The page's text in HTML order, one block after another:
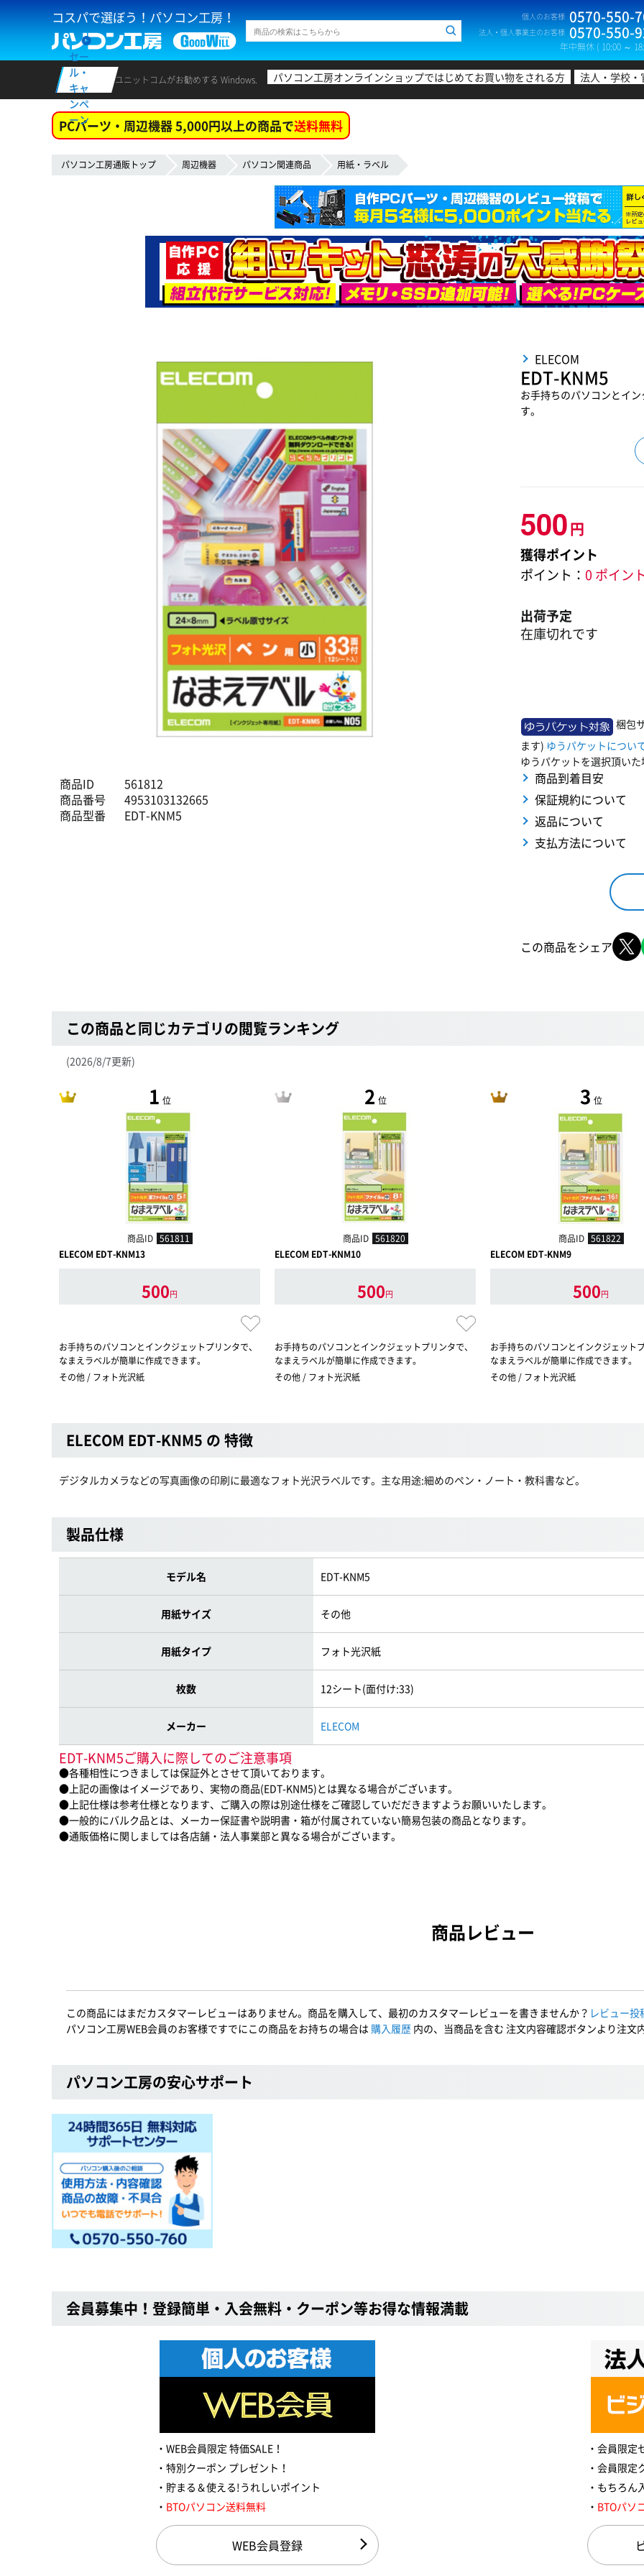
コスパで選ぼう！パソコン工房！ 個人のお客様 0570-550-
法人・個人事業主のお客様 0570-550-
年中無休 ( 10:00 ～
セー
ル・
キャ
ンペ
ーン
ユニットコムがお勧めする Windows. パソコン工房オンラインショップではじめてお買い物をされる方 法人・学校
PCパーツ・周辺機器 5,000円以上の商品で送料無料
パソコン工房通販トップ 周辺機器 パソコン関連商品 用紙・ラベル
商品ID
561812
商品番号
4953103132665
商品型番
EDT-KNM5
ELECOM
EDT-KNM5
お手持ちのパソコンとイ
す。
500円
獲得ポイント
ポイント： 0 ポイント
出荷予定
在庫切れです
梱包
ます) ゆうパケットについ
ゆうパケットを選択頂い
商品到着目安
保証規約について
返品について
支払方法について
この商品をシェア
この商品と同じカテゴリの閲覧ランキング
(2026/8/7更新)
1 位
商品ID 561811
ELECOM EDT-KNM13
500円
お手持ちのパソコンとインクジェットプリンタで、
なまえラベルが簡単に作成できます。
その他 / フォト光沢紙
2 位
商品ID 561820
ELECOM EDT-KNM10
500円
お手持ちのパソコンとインクジェットプリンタで、
なまえラベルが簡単に作成できます。
その他 / フォト光沢紙
3 位
商品ID 561822
ELECOM EDT-KNM9
500円
お手持ちのパソコンとインクジェット
なまえラベルが簡単に作成できます。
その他 / フォト光沢紙
ELECOM EDT-KNM5 の 特徴
デジタルカメラなどの写真画像の印刷に最適なフォト光沢ラベルです。主な用途:細めのペン・ノート・教科書など。
製品仕様
モデル名 EDT-KNM5
用紙サイズ その他
用紙タイプ フォト光沢紙
枚数 12シート(面付け:33)
メーカー ELECOM
EDT-KNM5ご購入に際してのご注意事項
●各種相性につきましては保証外とさせて頂いております。
●上記の画像はイメージであり、実物の商品(EDT-KNM5)とは異なる場合がございます。
●上記仕様は参考仕様となります、ご購入の際は別途仕様をご確認していだだきますようお願いいたします。
●一般的にバルク品とは、メーカー保証書や説明書・箱が付属されていない簡易包装の商品となります。
●通販価格に関しましては各店舗・法人事業部と異なる場合がございます。
商品レビュー
この商品にはまだカスタマーレビューはありません。商品を購入して、最初のカスタマーレビューを書きませんか？ レビュー
パソコン工房WEB会員のお客様ですでにこの商品をお持ちの場合は 購入履歴 内の、当商品を含む 注文内容確認ボタンより注文
パソコン工房の安心サポート
会員募集中！登録簡単・入会無料・クーポン等お得な情報満載
WEB会員限定 特価SALE！
特別クーポン プレゼント！
貯まる＆使える!うれしいポイント
BTOパソコン送料無料
WEB会員登録
会員限定
会員限定
もちろん
BTOパソ